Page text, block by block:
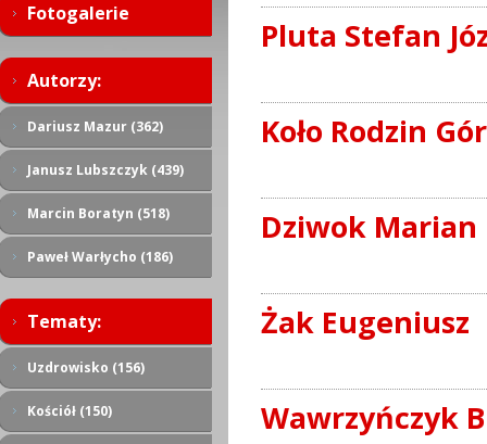
Fotogalerie
Autorzy:
Dariusz Mazur (362)
Janusz Lubszczyk (439)
Marcin Boratyn (518)
Paweł Warłycho (186)
Tematy:
Uzdrowisko (156)
Kościół (150)
Pluta Stefan
Koło Rodzin
Dziwok Marian
Żak Eugeniusz
Wawrzyńczyk